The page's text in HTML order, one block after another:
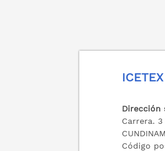
ICETEX
Dirección
Carrera. 3
Código